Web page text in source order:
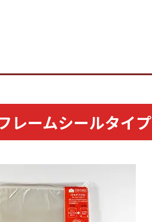
レームシールタイプ